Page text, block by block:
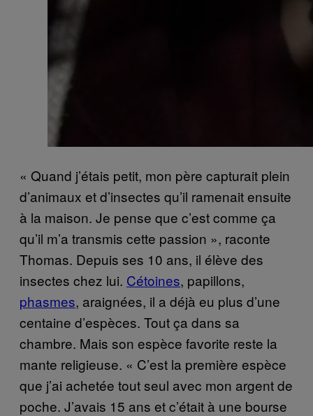
« Quand j’étais petit, mon père capturait plein
d’animaux et d’insectes qu’il ramenait ensuite
à la maison. Je pense que c’est comme ça
qu’il m’a transmis cette passion », raconte
Thomas. Depuis ses 10 ans, il élève des
insectes chez lui. Cétoines, papillons,
phasmes, araignées, il a déjà eu plus d’une
centaine d’espèces. Tout ça dans sa
chambre. Mais son espèce favorite reste la
mante religieuse. « C’est la première espèce
que j’ai achetée tout seul avec mon argent de
poche. J’avais 15 ans et c’était à une bourse